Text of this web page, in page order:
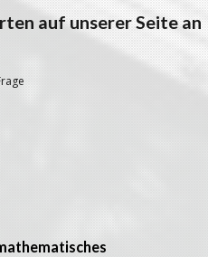
auf unserer Seite an